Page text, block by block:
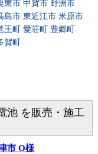
東市 甲賀市 野洲市
島市 東近江市 米原市
王町 愛荘町 豊郷町
町
池 を販売・施工
市 O様